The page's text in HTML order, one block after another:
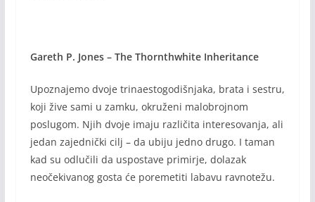
Gareth P. Jones – The Thornthwhite Inheritance
Upoznajemo dvoje trinaestogodišnjaka, brata i sestru,
koji žive sami u zamku, okruženi malobrojnom
poslugom. Njih dvoje imaju različita interesovanja, ali
jedan zajednički cilj – da ubiju jedno drugo. I taman
kad su odlučili da uspostave primirje, dolazak
neočekivanog gosta će poremetiti labavu ravnotežu.